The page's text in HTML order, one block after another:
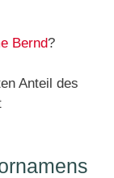
Bernd?
Anteil des